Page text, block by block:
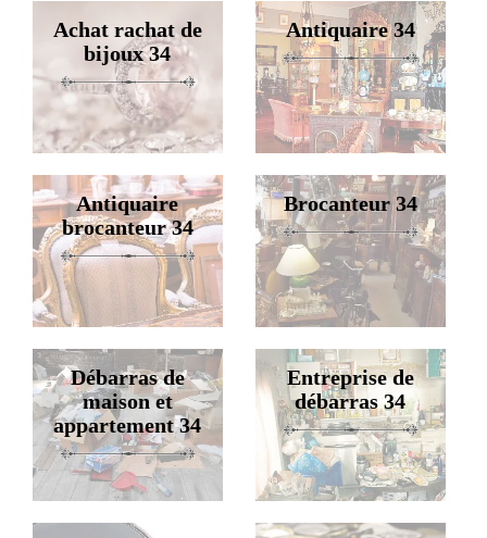
Achat rachat de
bijoux 34
Antiquaire 34
Antiquaire
brocanteur 34
Brocanteur 34
Débarras de
maison et
appartement 34
Entreprise de
débarras 34